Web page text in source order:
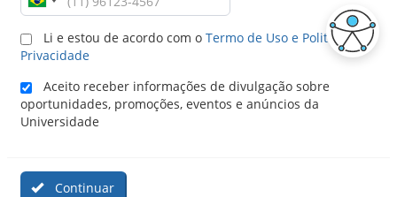
Li e estou de acordo com o Termo de Uso e Politica de
Privacidade
Aceito receber informações de divulgação sobre
oportunidades, promoções, eventos e anúncios da
Universidade
Continuar